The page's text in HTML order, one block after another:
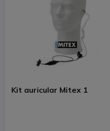
Kit auricular Mitex 1